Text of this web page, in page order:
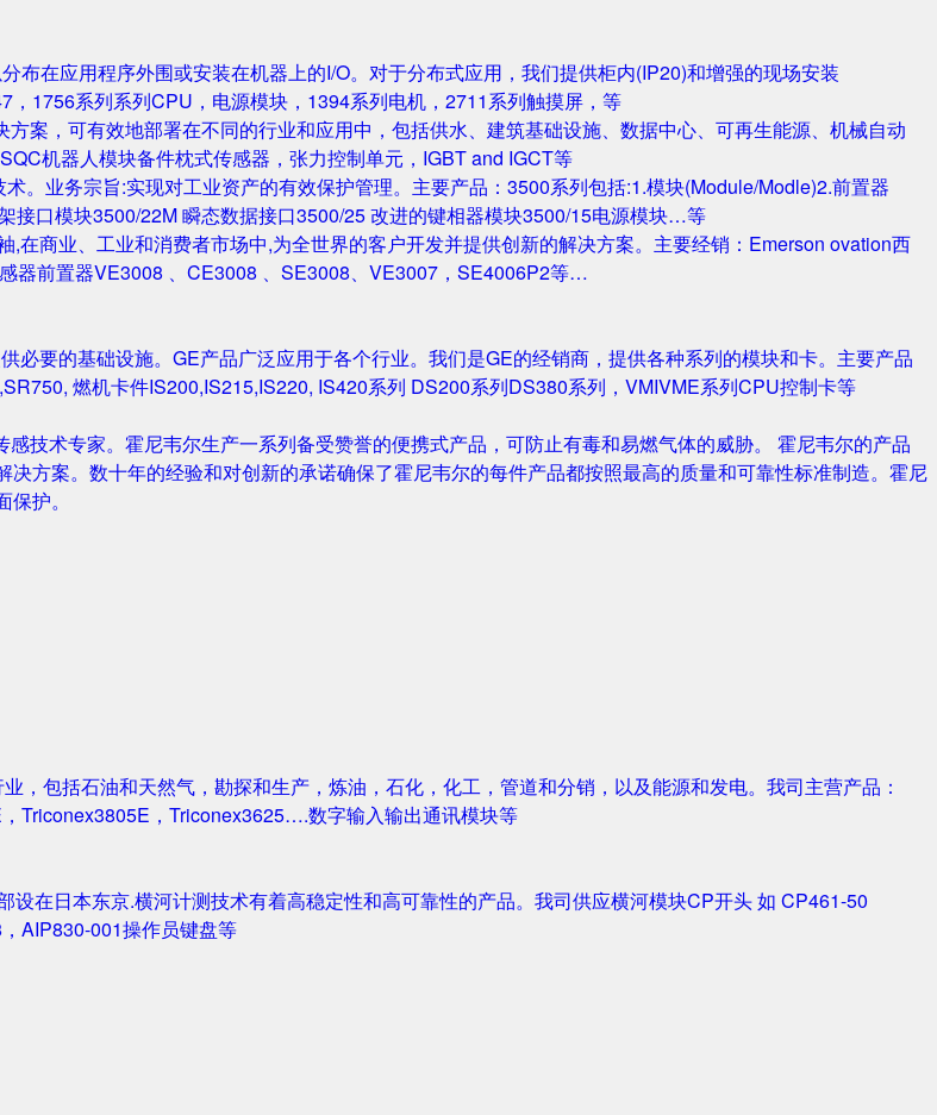
布在应用程序外围或安装在机器上的I/O。对于分布式应用，我们提供柜内(IP20)和增强的现场安装
1756系列系列CPU，电源模块，1394系列电机，2711系列触摸屏，等
案，可有效地部署在不同的行业和应用中，包括供水、建筑基础设施、数据中心、可再生能源、机械自动
机器人模块备件枕式传感器，张力控制单元，IGBT and IGCT等
。业务宗旨:实现对工业资产的有效保护管理。主要产品：3500系列包括:1.模块(Module/Modle)2.前置器
接口模块3500/22M 瞬态数据接口3500/25 改进的键相器模块3500/15电源模块…等
,在商业、工业和消费者市场中,为全世界的客户开发并提供创新的解决方案。主要经销：Emerson ovation西
器前置器VE3008 、CE3008 、SE3008、VE3007，SE4006P2等…
必要的基础设施。GE产品广泛应用于各个行业。我们是GE的经销商，提供各种系列的模块和卡。主要产品
燃机卡件IS200,IS215,IS220, IS420系列 DS200系列DS380系列，VMIVME系列CPU控制卡等
技术专家。霍尼韦尔生产一系列备受赞誉的便携式产品，可防止有毒和易燃气体的威胁。 霍尼韦尔的产品
方案。数十年的经验和对创新的承诺确保了霍尼韦尔的每件产品都按照最高的质量和可靠性标准制造。霍尼
护。
，包括石油和天然气，勘探和生产，炼油，石化，化工，管道和分销，以及能源和发电。我司主营产品：
Triconex3805E，Triconex3625….数字输入输出通讯模块等
设在日本东京.横河计测技术有着高稳定性和高可靠性的产品。我司供应横河模块CP开头 如 CP461-50
AIP830-001操作员键盘等